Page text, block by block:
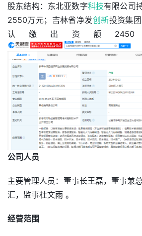
股东结构：东北亚数字科技有限公司
2550万元；吉林省净发创新投资集
认缴出资额
公司人员
主要管理人员：董事长王磊，董事兼
汇，监事杜文雨 。
经营范围